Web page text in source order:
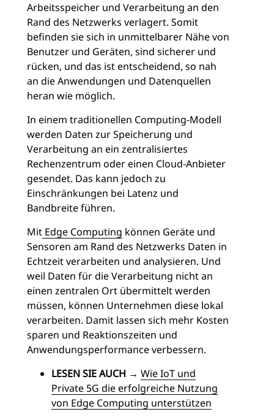
Arbeitsspeicher und Verarbeitung an den
Rand des Netzwerks verlagert. Somit
befinden sie sich in unmittelbarer Nähe von
Benutzer und Geräten, sind sicherer und
rücken, und das ist entscheidend, so nah
an die Anwendungen und Datenquellen
heran wie möglich.
In einem traditionellen Computing-Modell
werden Daten zur Speicherung und
Verarbeitung an ein zentralisiertes
Rechenzentrum oder einen Cloud-Anbieter
gesendet. Das kann jedoch zu
Einschränkungen bei Latenz und
Bandbreite führen.
Mit Edge Computing können Geräte und
Sensoren am Rand des Netzwerks Daten in
Echtzeit verarbeiten und analysieren. Und
weil Daten für die Verarbeitung nicht an
einen zentralen Ort übermittelt werden
müssen, können Unternehmen diese lokal
verarbeiten. Damit lassen sich mehr Kosten
sparen und Reaktionszeiten und
Anwendungsperformance verbessern.
LESEN SIE AUCH → Wie IoT und
Private 5G die erfolgreiche Nutzung
von Edge Computing unterstützen